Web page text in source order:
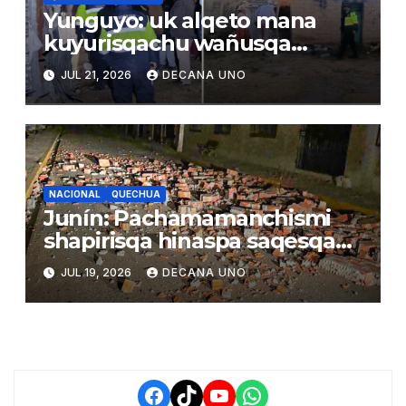
Yunguyo: uk alqeto mana
kuyurisqachu wañusqa
uywaqnimpaq larunmanta
JUL 21, 2026 DECANA UNO
NACIONAL QUECHUA
Junín: Pachamamanchismi
shapirisqa hinaspa saqesqa
wañusqakunata
JUL 19, 2026 DECANA UNO
Facebook
TikTokYouTube
WhatsApp